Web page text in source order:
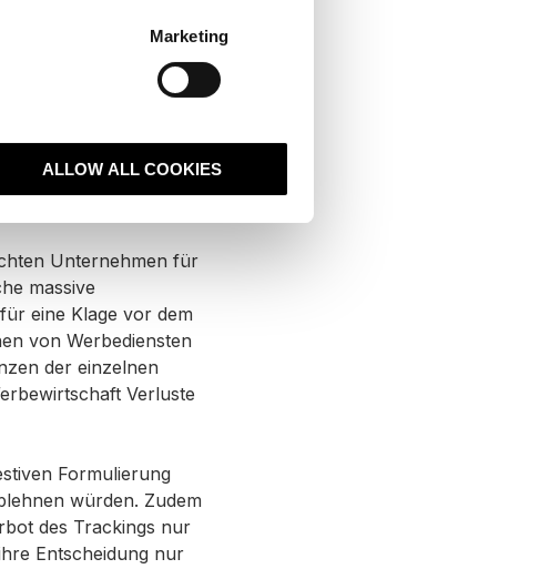
Marketing
ALLOW ALL COOKIES
im Nachhinein in
Unternehmen für
massive
eine Klage vor dem
von Werbediensten
der einzelnen
Verluste
Formulierung
würden. Zudem
des Trackings nur
Entscheidung nur